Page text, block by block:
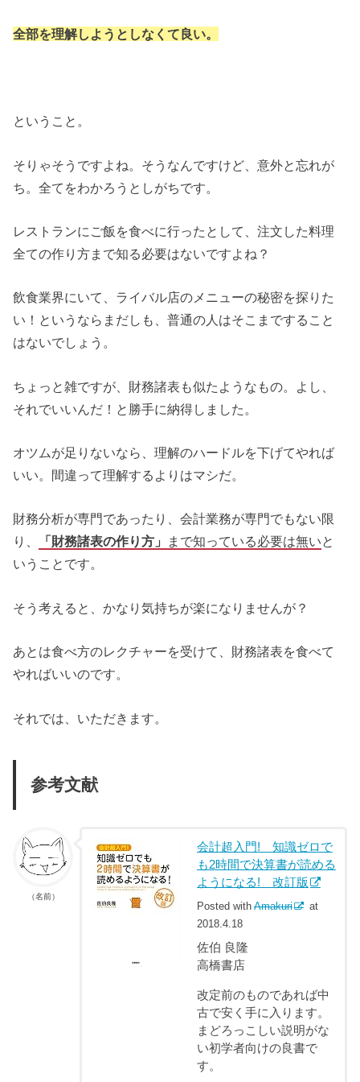
全部を理解しようとしなくて良い。
ということ。
そりゃそうですよね。そうなんですけど、意外と忘れが
ち。全てをわかろうとしがちです。
レストランにご飯を食べに行ったとして、注文した料理
全ての作り方まで知る必要はないですよね？
飲食業界にいて、ライバル店のメニューの秘密を探りた
い！というならまだしも、普通の人はそこまですること
はないでしょう。
ちょっと雑ですが、財務諸表も似たようなもの。よし、
それでいいんだ！と勝手に納得しました。
オツムが足りないなら、理解のハードルを下げてやれば
いい。間違って理解するよりはマシだ。
財務分析が専門であったり、会計業務が専門でもない限
り、
「財務諸表の作り方」 まで知っている必要は無いと
いうことです。
そう考えると、かなり気持ちが楽になりませんが？
あとは食べ方のレクチャーを受けて、財務諸表を食べて
やればいいのです。
それでは、いただきます。
参考文献
（名前）
会計超入門! 知識ゼロで
も2時間で決算書が読める
ようになる! 改訂版
Posted withAmakuri
at
2018.4.18
佐伯 良隆
高橋書店
改定前のものであれば中
古で安く手に入ります。
まどろっこしい説明がな
い初学者向けの良書で
す。